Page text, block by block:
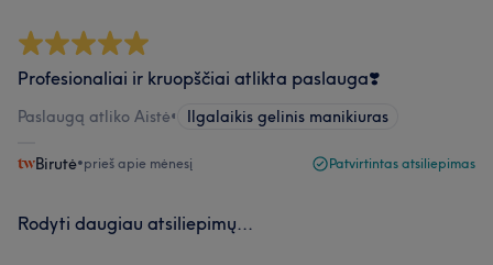
Profesionaliai ir kruopščiai atlikta paslauga❣️
Paslaugą atliko Aistė• Ilgalaikis gelinis manikiuras
Birutė•prieš apie mėnesį Patvirtintas atsiliepimas
Rodyti daugiau atsiliepimų...